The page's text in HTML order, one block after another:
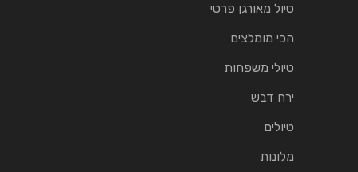
טיול מאורגן פרטי
הכי מומלצים
טיולי משפחות
ירח דבש
טיולים
מלונות